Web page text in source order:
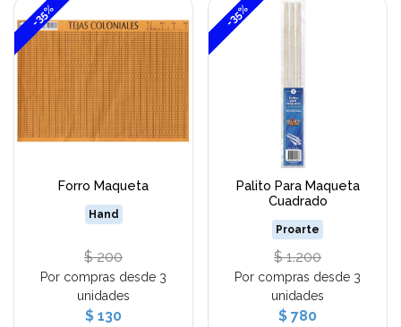
-35%
Forro Maqueta
Hand
$ 200
Por compras desde 3
unidades
$ 130
-35%
Palito Para Maqueta
Cuadrado
Proarte
$ 1.200
Por compras desde 3
unidades
$ 780